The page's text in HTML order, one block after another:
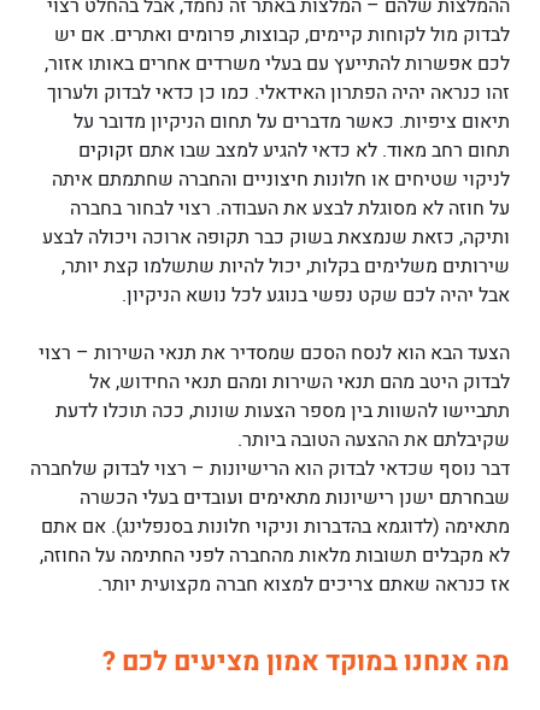
ההמלצות שלהם – המלצות באתר זה נחמד, אבל בהחלט רצוי
לבדוק מול לקוחות קיימים, קבוצות, פרומים ואתרים. אם יש
לכם אפשרות להתייעץ עם בעלי משרדים אחרים באותו אזור,
זהו כנראה יהיה הפתרון האידאלי. כמו כן כדאי לבדוק ולערוך
תיאום ציפיות. כאשר מדברים על תחום הניקיון מדובר על
תחום רחב מאוד. לא כדאי להגיע למצב שבו אתם זקוקים
לניקוי שטיחים או חלונות חיצוניים והחברה שחתמתם איתה
על חוזה לא מסוגלת לבצע את העבודה. רצוי לבחור בחברה
ותיקה, כזאת שנמצאת בשוק כבר תקופה ארוכה ויכולה לבצע
שירותים משלימים בקלות, יכול להיות שתשלמו קצת יותר,
אבל יהיה לכם שקט נפשי בנוגע לכל נושא הניקיון.
הצעד הבא הוא לנסח הסכם שמסדיר את תנאי השירות – רצוי
לבדוק היטב מהם תנאי השירות ומהם תנאי החידוש, אל
תתביישו להשוות בין מספר הצעות שונות, ככה תוכלו לדעת
שקיבלתם את ההצעה הטובה ביותר.
דבר נוסף שכדאי לבדוק הוא הרישיונות – רצוי לבדוק שלחברה
שבחרתם ישנן רישיונות מתאימים ועובדים בעלי הכשרה
מתאימה (לדוגמא בהדברות וניקוי חלונות בסנפלינג). אם אתם
לא מקבלים תשובות מלאות מהחברה לפני החתימה על החוזה,
אז כנראה שאתם צריכים למצוא חברה מקצועית יותר.
מה אנחנו במוקד אמון מציעים לכם ?